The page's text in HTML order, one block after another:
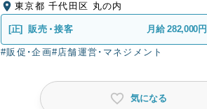
東京都 千代田区 丸の内
[正] 販売・接客 月給 282,000
#販促・企画#店舗運営・マネジメント
気になる